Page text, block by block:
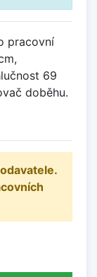
pracovní
69
doběhu.